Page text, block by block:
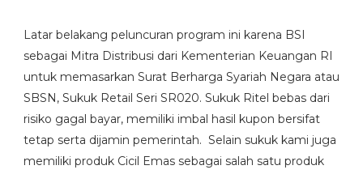
Latar belakang peluncuran program ini karena BSI
sebagai Mitra Distribusi dari Kementerian Keuangan RI
untuk memasarkan Surat Berharga Syariah Negara atau
SBSN, Sukuk Retail Seri SR020. Sukuk Ritel bebas dari
risiko gagal bayar, memiliki imbal hasil kupon bersifat
tetap serta dijamin pemerintah. Selain sukuk kami juga
memiliki produk Cicil Emas sebagai salah satu produk